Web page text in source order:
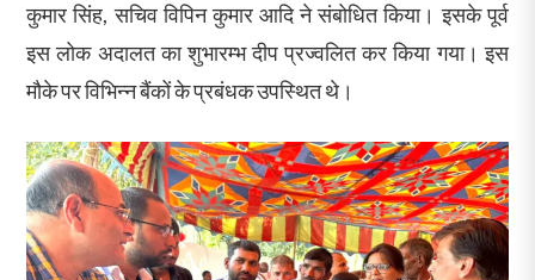
कुमार सिंह, सचिव विपिन कुमार आदि ने संबोधित किया। इसके पूर्व
इस लोक अदालत का शुभारम्भ दीप प्रज्वलित कर किया गया। इस
मौके पर विभिन्न बैंकों के प्रबंधक उपस्थित थे।